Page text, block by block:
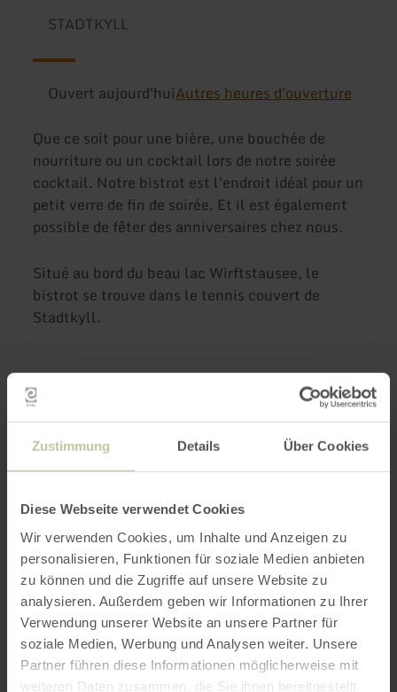
Zustimmung Details Über Cookies
Diese Webseite verwendet Cookies
Wir verwenden Cookies, um Inhalte und Anzeigen zu
personalisieren, Funktionen für soziale Medien anbieten
zu können und die Zugriffe auf unsere Website zu
analysieren. Außerdem geben wir Informationen zu Ihrer
Verwendung unserer Website an unsere Partner für
soziale Medien, Werbung und Analysen weiter. Unsere
Partner führen diese Informationen möglicherweise mit
weiteren Daten zusammen, die Sie ihnen bereitgestellt
STADTKYLL
Ouvert aujourd'huiAutres heures d'ouverture
Que ce soit pour une bière, une bouchée de
nourriture ou un cocktail lors de notre soirée
cocktail. Notre bistrot est l'endroit idéal pour un
petit verre de fin de soirée. Et il est également
possible de fêter des anniversaires chez nous.
Situé au bord du beau lac Wirftstausee, le
bistrot se trouve dans le tennis couvert de
Stadtkyll.
Plus
d'informations
Heures d'ouverture
Caractéristiques / Particularités
Catégories